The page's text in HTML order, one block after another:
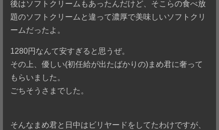
後はソフトクリームもあったんだけど、そこらの食べ放
題のソフトクリームと違って濃厚で美味しいソフトクリ
ームだったよ。
1280円なんて安すぎると思うぜ。
その上、優しい(初任給が出たばかりの)まめ君に奢って
もらいました。
ごちそうさまでした。
そんなまめ君と日中はビリヤードをしてたわけですが、